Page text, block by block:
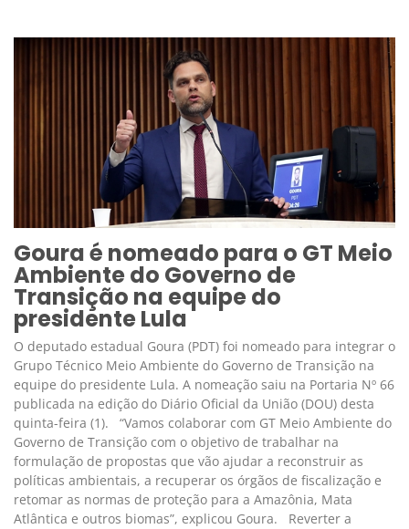
Goura é nomeado para o GT Meio
Ambiente do Governo de
Transição na equipe do
presidente Lula
O deputado estadual Goura (PDT) foi nomeado para integrar o
Grupo Técnico Meio Ambiente do Governo de Transição na
equipe do presidente Lula. A nomeação saiu na Portaria Nº 66
publicada na edição do Diário Oficial da União (DOU) desta
quinta-feira (1). “Vamos colaborar com GT Meio Ambiente do
Governo de Transição com o objetivo de trabalhar na
formulação de propostas que vão ajudar a reconstruir as
políticas ambientais, a recuperar os órgãos de fiscalização e
retomar as normas de proteção para a Amazônia, Mata
Atlântica e outros biomas”, explicou Goura. Reverter a